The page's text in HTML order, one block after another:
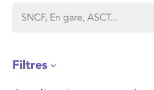
Filtres